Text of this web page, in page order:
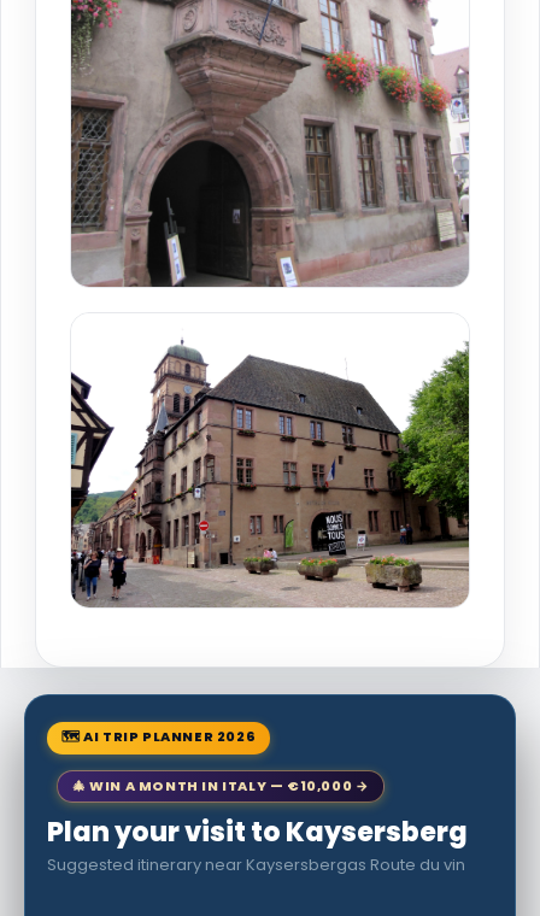
🗺 AI TRIP PLANNER 2026
🎄 WIN A MONTH IN ITALY — €10,000 →
Plan your visit to Kaysersberg
Suggested itinerary near Kaysersbergas Route du vin